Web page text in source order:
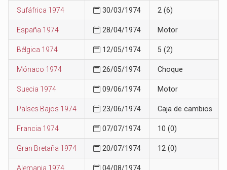
Sufáfrica 1974 30/03/1974 2 (6)
España 1974 28/04/1974 Motor
Bélgica 1974 12/05/1974 5 (2)
Mónaco 1974 26/05/1974 Choque
Suecia 1974 09/06/1974 Motor
Países Bajos 1974 23/06/1974 Caja de cambios
Francia 1974 07/07/1974 10 (0)
Gran Bretaña 1974 20/07/1974 12 (0)
Alemania 1974 04/08/1974